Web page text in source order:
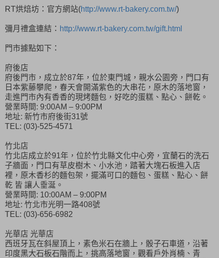
RT烘焙坊：官方網站(http://www.rt-bakery.com.tw/)
彌月禮盒連結： http://www.rt-bakery.com.tw/gift.html
門市據點如下：
府後店
府後門市，成立於87年，位於東門城，親水公園旁，門口有
日本紫藤攀爬，春天會開滿紫色的大串花，原木的落地窗，
走進門市內有香香的現烤麵包，好吃的蛋糕、點心、餅乾。
營業時間: 9:00AM – 9:00PM
地址: 新竹市府後街31號
TEL: (03)-525-4571
竹北店
竹北店成立於91年，位於竹北縣文化中心旁，宜蘭石的洗石
子牆面，門口有草皮樹木、小水池，踏著大塊石板進入店
裡，原木香杉的麵包架，擺滿可口的麵包、蛋糕、點心、餅
乾 皆 讓人垂涎。
營業時間: 10:00AM – 9:00PM
地址: 竹北市光明一路408號
TEL: (03)-656-6982
光華店 光華店
西班牙瓦在斜屋頂上，素色米石在牆上，骰子石車道，沿著
印度黑大石板石階而上，挑高落地窗，觀看戶外肖楠、青